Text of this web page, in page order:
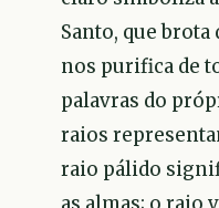
Santo, que brota
nos purifica de
palavras do
raios
raio pálido